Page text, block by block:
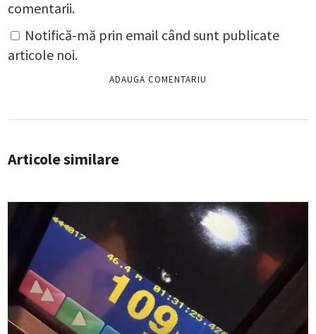
comentarii.
Notifică-mă prin email când sunt publicate
articole noi.
Articole similare